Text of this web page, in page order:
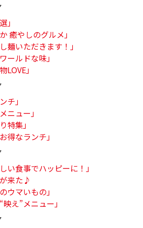
」
癒やしのグルメ」
麺いただきます！」
ールドな味」
LOVE」
チ」
ニュー」
特集」
得なランチ」
い食事でハッピーに！」
来た♪
ウマいもの」
映え”メニュー」